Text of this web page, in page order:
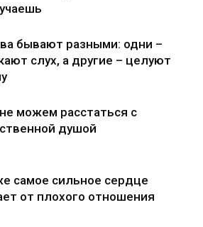
бывают разными: одни –
слух, а другие – целуют
можем расстаться с
душой
самое сильное сердце
от плохого отношения